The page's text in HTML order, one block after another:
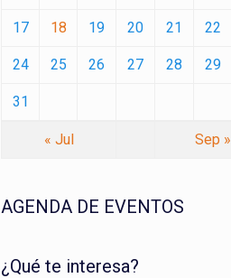
17 18 19 20 21 22
24 25 26 27 28 29
31
« Jul Sep »
AGENDA DE EVENTOS
¿Qué te interesa?